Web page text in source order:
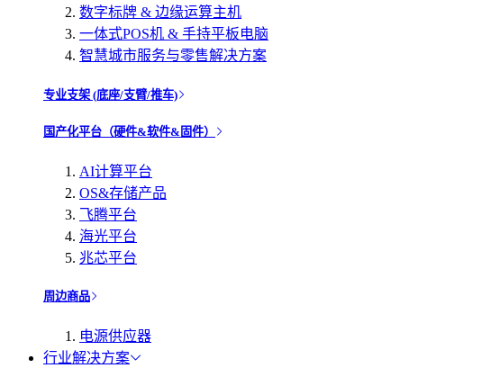
数字标牌 & 边缘运算主机
一体式POS机 & 手持平板电脑
智慧城市服务与零售解决方案
专业支架 (底座/支臂/推车)
国产化平台（硬件&软件&固件）
AI计算平台
OS&存储产品
飞腾平台
海光平台
兆芯平台
周边商品
电源供应器
行业解决方案